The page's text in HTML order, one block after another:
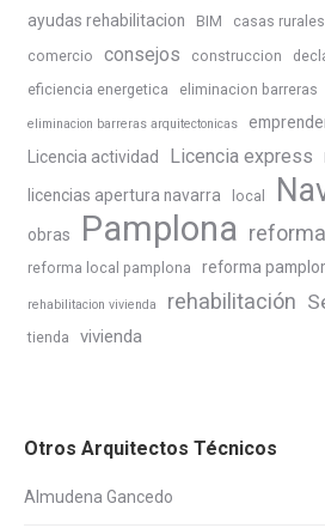
ayudas rehabilitacion BIM casas rurales
comercio consejos construccion
eficiencia energetica
eliminacion barreras
eliminacion barreras arquitectonicas
Licencia actividad Licencia express
licencias apertura navarra local
obras Pamplona reforma
reforma local pamplona reforma
rehabilitacion vivienda rehabilitación
tienda vivienda
Otros Arquitectos Técnicos
Almudena Gancedo